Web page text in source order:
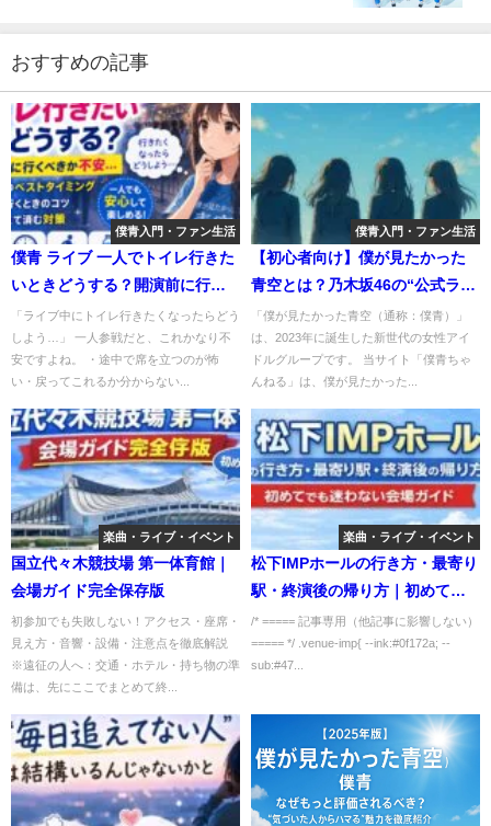
おすすめの記事
僕青入門・ファン生活
僕青 ライブ 一人でトイレ行きた
いときどうする？開演前に行く
べきか不安
「ライブ中にトイレ行きたくなったらどう
しよう…」 一人参戦だと、これかなり不
安ですよね。 ・途中で席を立つのが怖
い・戻ってこれるか分からない...
僕青入門・ファン生活
【初心者向け】僕が見たかった
青空とは？乃木坂46の“公式ライ
バル”として誕生した新時代アイ
ドル【2025年最新版】
「僕が見たかった青空（通称：僕青）」
は、2023年に誕生した新世代の女性アイ
ドルグループです。 当サイト「僕青ちゃ
んねる」は、僕が見たかった...
楽曲・ライブ・イベント
国立代々木競技場 第一体育館｜
会場ガイド完全保存版
初参加でも失敗しない！アクセス・座席・
見え方・音響・設備・注意点を徹底解説
※遠征の人へ：交通・ホテル・持ち物の準
備は、先にここでまとめて終...
楽曲・ライブ・イベント
松下IMPホールの行き方・最寄り
駅・終演後の帰り方｜初めてで
も迷わない会場ガイド
/* ===== 記事専用（他記事に影響しない）
===== */ .venue-imp{ --ink:#0f172a; --
sub:#47...